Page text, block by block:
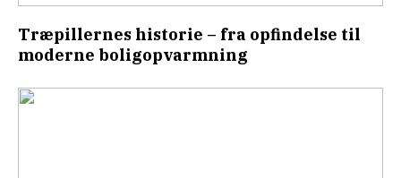
Træpillernes historie – fra opfindelse til
moderne boligopvarmning